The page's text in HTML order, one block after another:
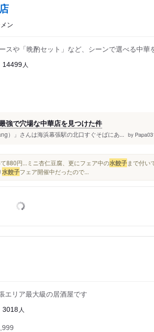
ン
スや「晩酌セット」など、シーンで選べる中華
14499 人
強で穴場な中華店を見つけた件
）」さんは海浜幕張駅の北口すぐそばにあ... by
880円...ミニ杏仁豆腐、更にフェア中の水餃子まで付い
水餃子フェア開催中だったので...
エリア最大級の居酒屋です
3018 人